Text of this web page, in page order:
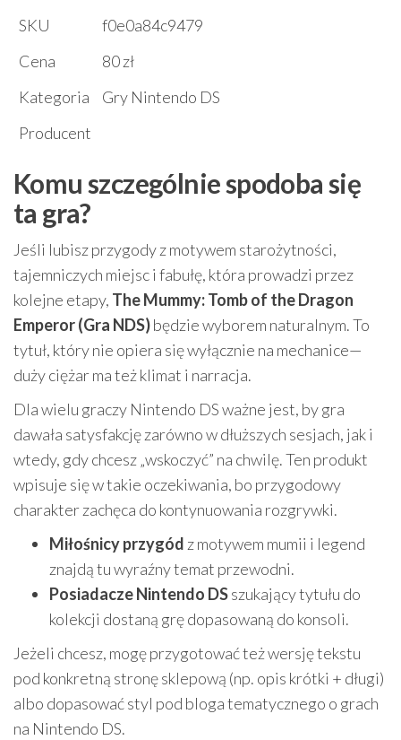
SKU
f0e0a84c9479
Cena
80 zł
Kategoria
Gry Nintendo DS
Producent
Komu szczególnie spodoba się
ta gra?
Jeśli lubisz przygody z motywem starożytności,
tajemniczych miejsc i fabułę, która prowadzi przez
kolejne etapy, The Mummy: Tomb of the Dragon
Emperor (Gra NDS)będzie wyborem naturalnym. To
tytuł, który nie opiera się wyłącznie na mechanice—
duży ciężar ma też klimat i narracja.
Dla wielu graczy Nintendo DS ważne jest, by gra
dawała satysfakcję zarówno w dłuższych sesjach, jak i
wtedy, gdy chcesz „wskoczyć” na chwilę. Ten produkt
wpisuje się w takie oczekiwania, bo przygodowy
charakter zachęca do kontynuowania rozgrywki.
Miłośnicy przygód z motywem mumii i legend
znajdą tu wyraźny temat przewodni.
Posiadacze Nintendo DSszukający tytułu do
kolekcji dostaną grę dopasowaną do konsoli.
Jeżeli chcesz, mogę przygotować też wersję tekstu
pod konkretną stronę sklepową (np. opis krótki + długi)
albo dopasować styl pod bloga tematycznego o grach
na Nintendo DS.